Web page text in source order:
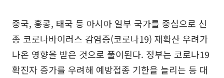
중국, 홍콩, 태국 등 아시아 일부 국가를 중심으로 신
종 코로나바이러스 감염증(코로나19) 재확산 우려가
나온 영향을 받은 것으로 풀이된다. 정부는 코로나19
확진자 증가를 우려해 예방접종 기한을 늘리는 등 대